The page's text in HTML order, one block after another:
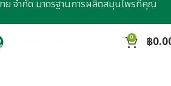
0 ฿
จำกัด มาตรฐานการผลิตสมุนไพรที่คุณ